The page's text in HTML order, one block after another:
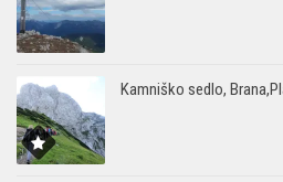
Kamniško sedlo,